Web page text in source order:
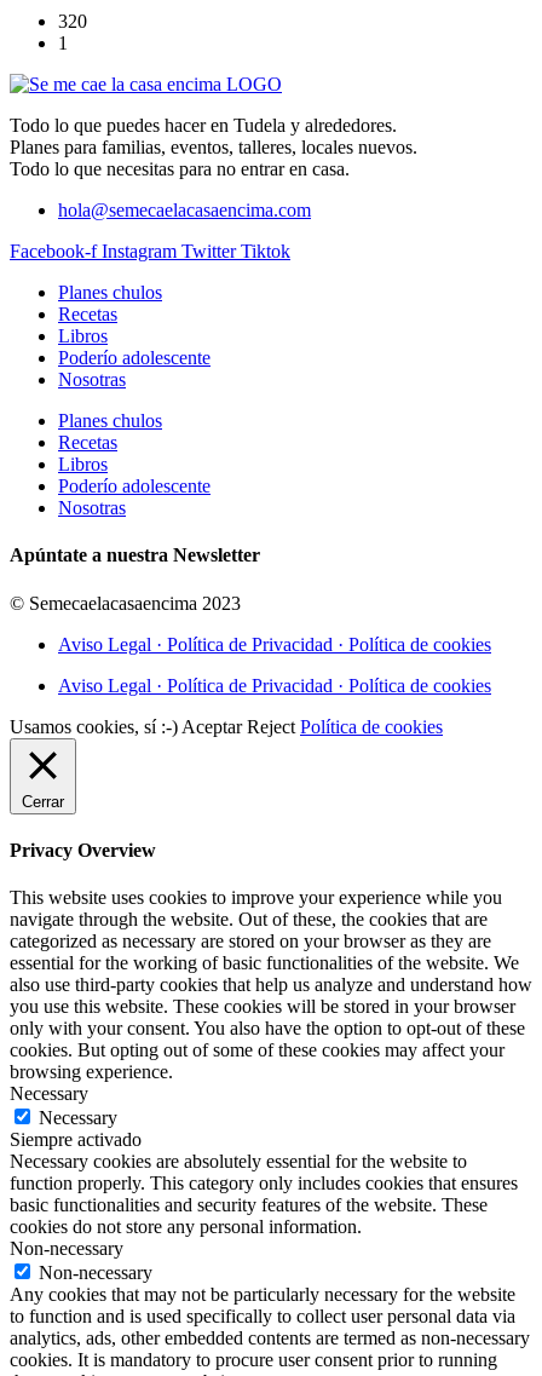
320
1
Todo lo que puedes hacer en Tudela y alrededores.
Planes para familias, eventos, talleres, locales nuevos.
Todo lo que necesitas para no entrar en casa.
hola@semecaelacasaencima.com
Facebook-f Instagram Twitter Tiktok
Planes chulos
Recetas
Libros
Poderío adolescente
Nosotras
Planes chulos
Recetas
Libros
Poderío adolescente
Nosotras
Apúntate a nuestra Newsletter
© Semecaelacasaencima 2023
Aviso Legal · Política de Privacidad · Política de cookies
Aviso Legal · Política de Privacidad · Política de cookies
Usamos cookies, sí :-) Aceptar Reject Política de cookies
Cerrar
Privacy Overview
This website uses cookies to improve your experience while you
navigate through the website. Out of these, the cookies that are
categorized as necessary are stored on your browser as they are
essential for the working of basic functionalities of the website. We
also use third-party cookies that help us analyze and understand how
you use this website. These cookies will be stored in your browser
only with your consent. You also have the option to opt-out of these
cookies. But opting out of some of these cookies may affect your
browsing experience.
Necessary
Necessary
Siempre activado
Necessary cookies are absolutely essential for the website to
function properly. This category only includes cookies that ensures
basic functionalities and security features of the website. These
cookies do not store any personal information.
Non-necessary
Non-necessary
Any cookies that may not be particularly necessary for the website
to function and is used specifically to collect user personal data via
analytics, ads, other embedded contents are termed as non-necessary
cookies. It is mandatory to procure user consent prior to running